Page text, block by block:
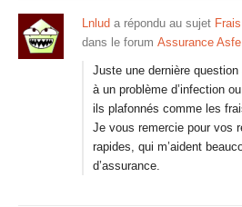
Lnlud a répondu au sujet
dans le forum Assurance Asfe
Juste une dernière
à un problème d’infection
ils plafonnés comme les
Je vous remercie pour vos
rapides, qui m’aident
d’assurance.